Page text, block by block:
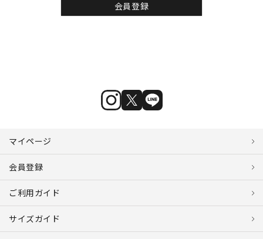
会員登録
マイページ
会員登録
ご利用ガイド
サイズガイド